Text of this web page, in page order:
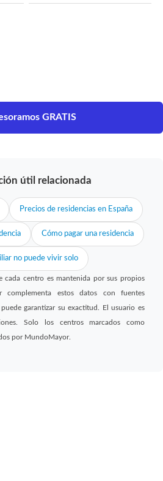
GRATIS
útil relacionada
Precios de residencias en España
Cómo pagar una residencia
no puede vivir solo
cada centro es mantenida por sus propios
complementa estos datos con fuentes
garantizar su exactitud. El usuario es
Solo los centros marcados como
por MundoMayor.